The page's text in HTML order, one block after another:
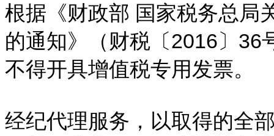
根据《财政部 国家税务总局
的通知》（财税〔2016〕36
不得开具增值税专用发票。
经纪代理服务，以取得的全